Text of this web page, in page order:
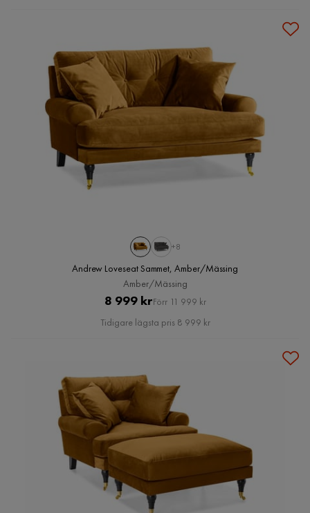
+8
Andrew Loveseat Sammet, Amber/Mässing
Amber/Mässing
Pris
8 999 krOriginal
Pris
Förr 11 999 kr
Tidigare lägsta pris 8 999 kr